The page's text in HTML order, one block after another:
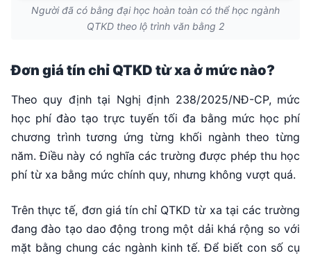
Người đã có bằng đại học hoàn toàn có thể học ngành
QTKD theo lộ trình văn bằng 2
Đơn giá tín chỉ QTKD từ xa ở mức nào?
Theo quy định tại Nghị định 238/2025/NĐ-CP, mức
học phí đào tạo trực tuyến tối đa bằng mức học phí
chương trình tương ứng từng khối ngành theo từng
năm. Điều này có nghĩa các trường được phép thu học
phí từ xa bằng mức chính quy, nhưng không vượt quá.
Trên thực tế, đơn giá tín chỉ QTKD từ xa tại các trường
đang đào tạo dao động trong một dải khá rộng so với
mặt bằng chung các ngành kinh tế. Để biết con số cụ